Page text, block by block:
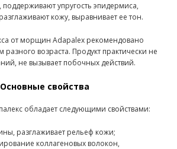
поддерживают упругость эпидермиса,
кожу, выравнивает ее тон.
от морщин Adapalex рекомендовано
возраста. Продукт практически не
не вызывает побочных действий.
Основные свойства
обладает следующими свойствами:
разглаживает рельеф кожи;
коллагеновых волокон,